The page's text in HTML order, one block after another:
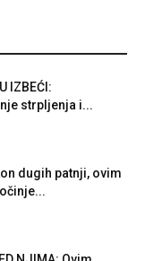
IZBEĆI:
strpljenja i...
dugih patnji, ovim